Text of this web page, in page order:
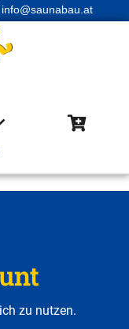
info@saunabau.at
zu nutzen.